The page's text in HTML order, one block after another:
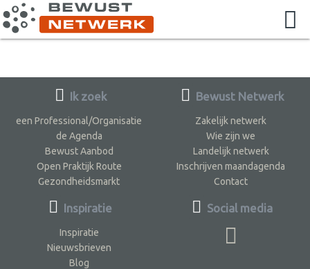
Ik zoek
een Professional/Organisatie
de Agenda
Bewust Aanbod
Open Praktijk Route
Gezondheidsmarkt
Inspiratie
Inspiratie
Nieuwsbrieven
Blog
Bewust Netwerk
Zakelijk netwerk
Wie zijn we
Landelijk netwerk
Inschrijven maandagenda
Contact
Social media